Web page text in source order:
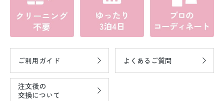
ご利用ガイド よくあるご質問
注文後の
交換について